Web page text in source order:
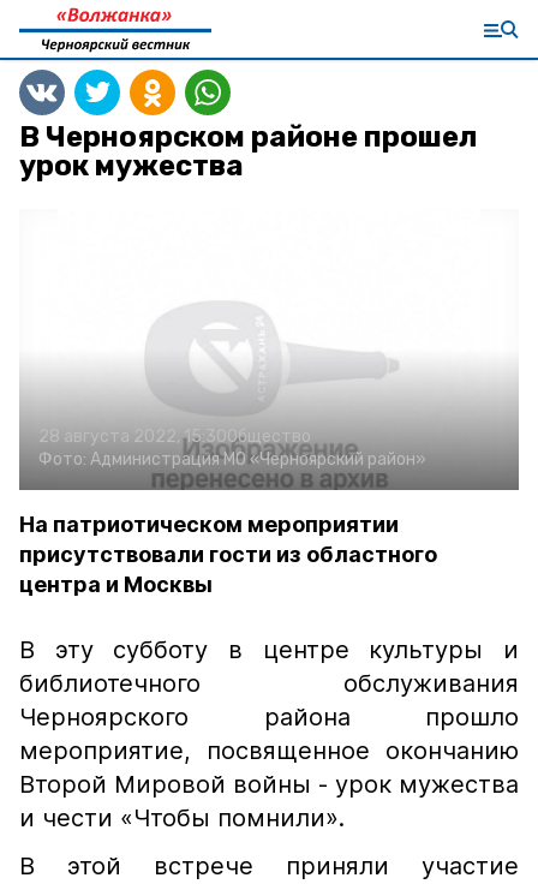
В Черноярском районе прошел
урок мужества
28 августа 2022, 15:30Общество
Фото: Администрация МО «Черноярский район»
На патриотическом мероприятии
присутствовали гости из областного
центра и Москвы
В эту субботу в центре культуры и
библиотечного обслуживания
Черноярского района прошло
мероприятие, посвященное окончанию
Второй Мировой войны - урок мужества
и чести «Чтобы помнили».
В этой встрече приняли участие